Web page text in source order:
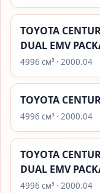
TOYOTA
DUAL EMV
4996 см³ · 2000.04
TOYOTA
4996 см³ · 2000.04
TOYOTA
DUAL EMV
4996 см³ · 2000.04